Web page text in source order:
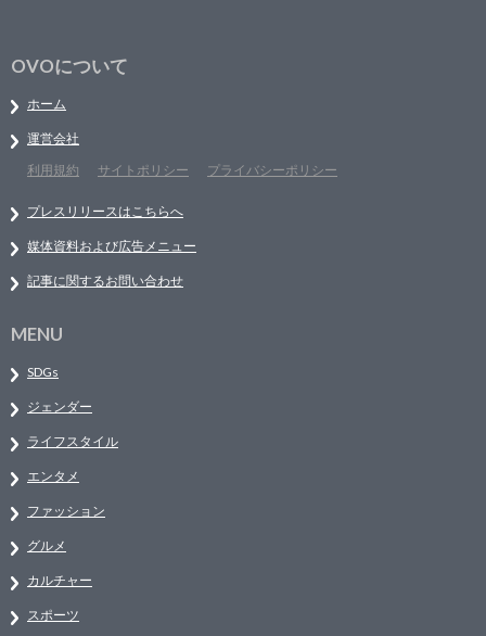
OVOについて
ホーム
運営会社
利用規約
サイトポリシー プライバシーポリシー
プレスリリースはこちらへ
媒体資料および広告メニュー
記事に関するお問い合わせ
MENU
SDGs
ジェンダー
ライフスタイル
エンタメ
ファッション
グルメ
カルチャー
スポーツ